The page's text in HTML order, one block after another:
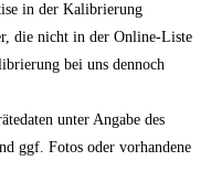
in der Kalibrierung
die nicht in der Online-Liste
bei uns dennoch
unter Angabe des
ggf. Fotos oder vorhandene